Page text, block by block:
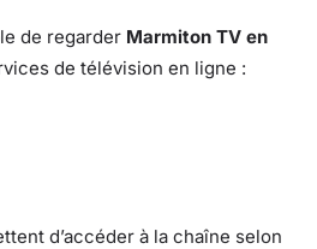
de regarder Marmiton TV en
de télévision en ligne :
d’accéder à la chaîne selon